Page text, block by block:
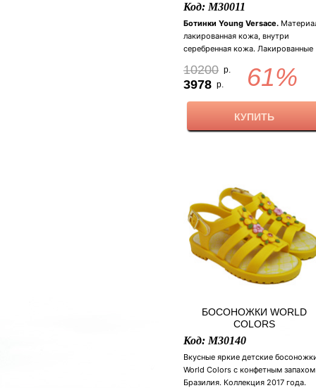
Код: M30011
Ботинки Young Versace.
лакированная кожа, внутри
серебренная кожа. Лакированные
подошвой. Украшенные
фиолетовыми вставками, на
фирменная золотая эмблема
Медузы Горгоны". на золотой
10200 р.
3978 р. 61%
КУПИТЬ
БОСОНОЖКИ WORLD
COLORS
Код: M30140
Вкусные яркие детские
World Colors с конфетным запахом
Бразилия. Коллекция 2017 года.